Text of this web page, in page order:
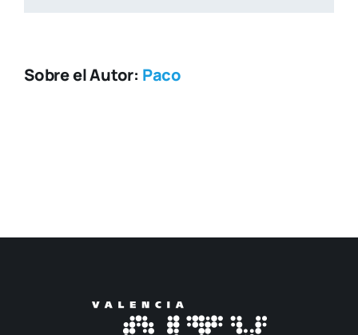
Sobre el Autor: Paco